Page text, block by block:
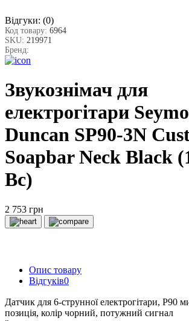
Відгуки: (0)
Код товару: 6964
SKU: 219971
Бренд:
Звукознімач для
електрогітари
Duncan SP90-3N
Soapbar Neck Black
Bc)
2 753 грн
Опис товару
Відгуків0
Датчик для 6-струнної електрогітари, Р90
позиція, колір чорний, потужний сигнал